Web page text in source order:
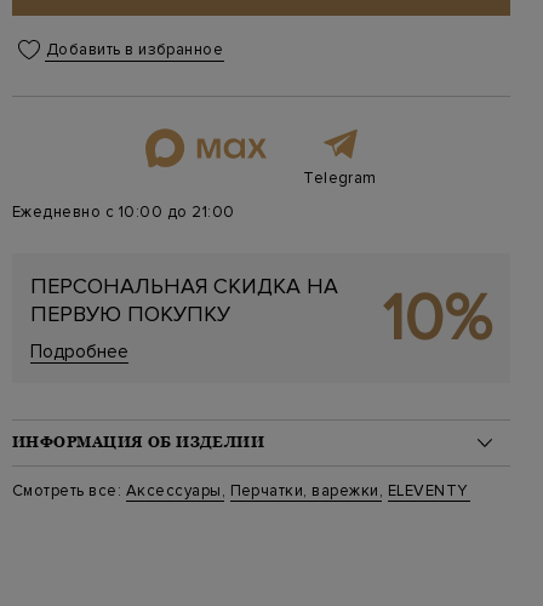
Добавить в избранное
Telegram
Ежедневно с 10:00 до 21:00
ПЕРСОНАЛЬНАЯ СКИДКА НА
ПЕРВУЮ ПОКУПКУ
Подробнее 10%
ИНФОРМАЦИЯ ОБ ИЗДЕЛИИ
Материал: кашемир 100%
Стиль: Перчатки
Смотреть все: Аксессуары, Перчатки, варежки, ELEVENTY